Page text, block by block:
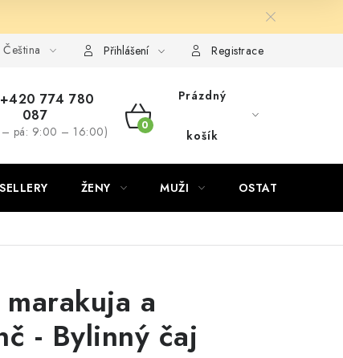
Čeština Přihlášení Registrace
+420 774 780
087
– pá: 9:00 – 16:00)
NÁKUPNÍ
Prázdný
košík
ŽENY MUŽI OSTATNÍ
a
- Bylinný čaj